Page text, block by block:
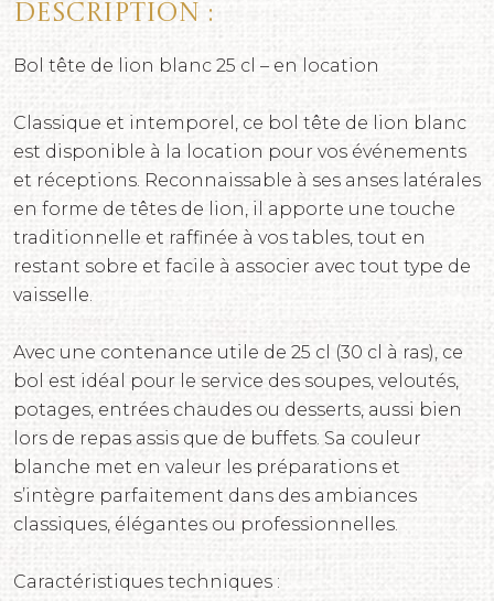
Description :
Bol tête de lion blanc 25 cl – en location
Classique et intemporel, ce bol tête de lion blanc
est disponible à la location pour vos événements
et réceptions. Reconnaissable à ses anses latérales
en forme de têtes de lion, il apporte une touche
traditionnelle et raffinée à vos tables, tout en
restant sobre et facile à associer avec tout type de
vaisselle.
Avec une contenance utile de 25 cl (30 cl à ras), ce
bol est idéal pour le service des soupes, veloutés,
potages, entrées chaudes ou desserts, aussi bien
lors de repas assis que de buffets. Sa couleur
blanche met en valeur les préparations et
s’intègre parfaitement dans des ambiances
classiques, élégantes ou professionnelles.
Caractéristiques techniques :